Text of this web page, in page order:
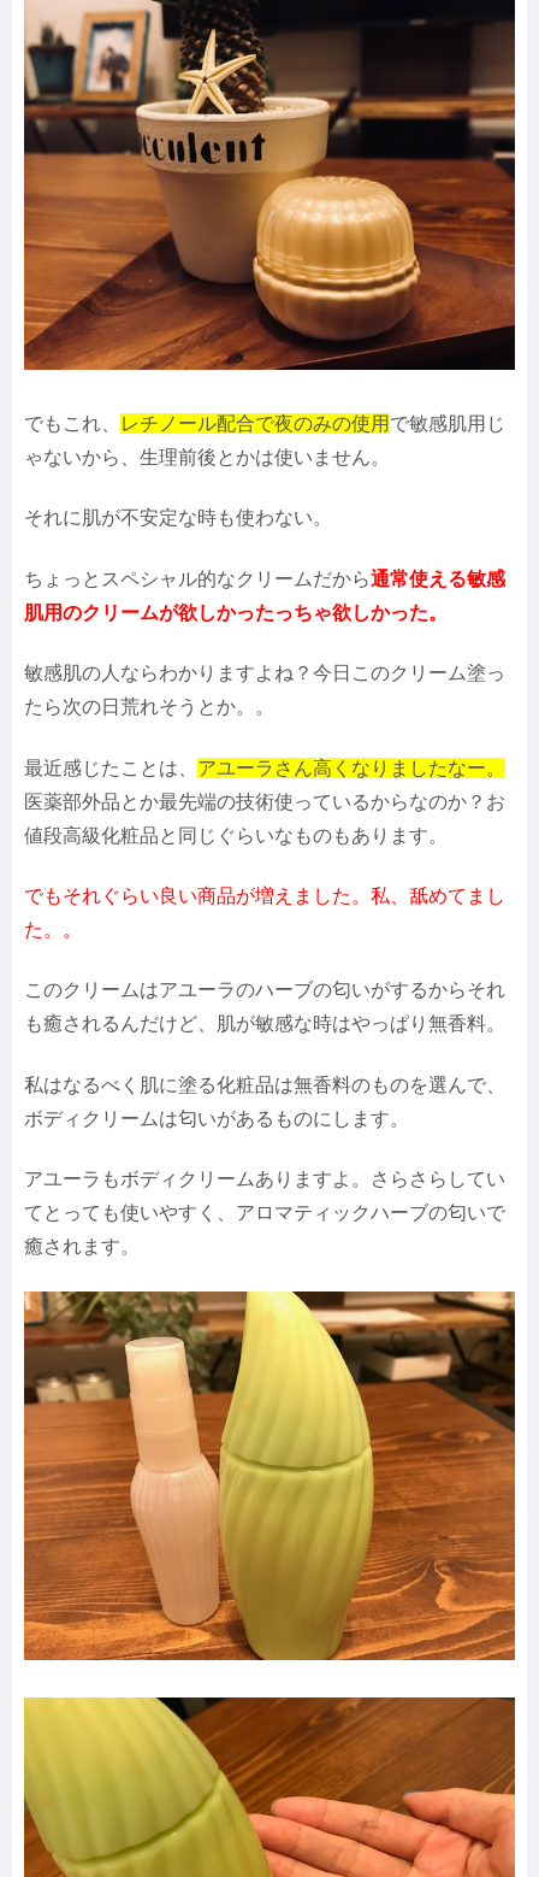
でもこれ、 レチノール配合で夜のみの使用 で敏感肌用じ
ゃないから、生理前後とかは使いません。
それに肌が不安定な時も使わない。
ちょっとスペシャル的なクリームだから通常使える敏感
肌用のクリームが欲しかったっちゃ欲しかった。
敏感肌の人ならわかりますよね？今日このクリーム塗っ
たら次の日荒れそうとか。。
最近感じたことは、 アユーラさん高くなりましたなー。
医薬部外品とか最先端の技術使っているからなのか？お
値段高級化粧品と同じぐらいなものもあります。
でもそれぐらい良い商品が増えました。私、舐めてまし
た。。
このクリームはアユーラのハーブの匂いがするからそれ
も癒されるんだけど、肌が敏感な時はやっぱり無香料。
私はなるべく肌に塗る化粧品は無香料のものを選んで、
ボディクリームは匂いがあるものにします。
アユーラもボディクリームありますよ。さらさらしてい
てとっても使いやすく、アロマティックハーブの匂いで
癒されます。